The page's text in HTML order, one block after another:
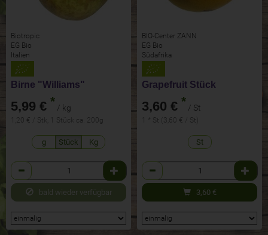
Biotropic
EG Bio
Italien
Birne "Williams"
5,99 € * / kg
1,20 € / Stk, 1 Stück ca. 200g
g Stück Kg
Anzahl
bald wieder verfügbar
BIO-Center ZANN
EG Bio
Südafrika
Grapefruit Stück
3,60 € * / St
1 * St (3,60 € / St)
St
Anzahl
3,60 €